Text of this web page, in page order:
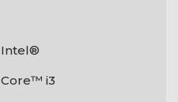
Intel®
Core™ i3